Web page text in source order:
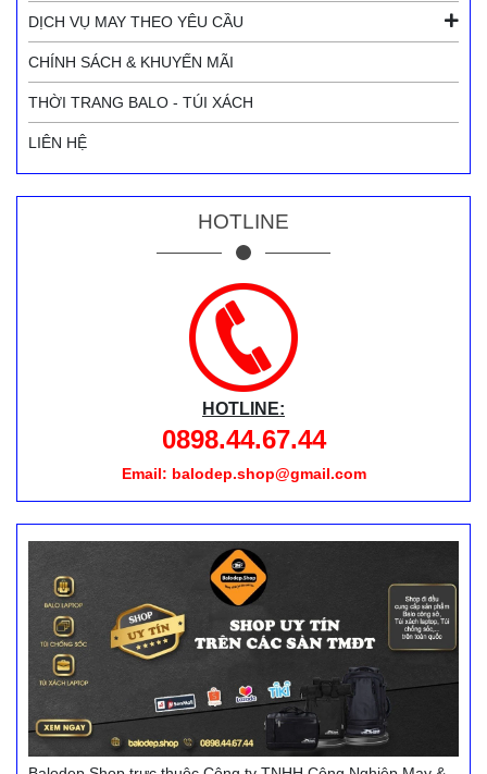
DỊCH VỤ MAY THEO YÊU CẦU
CHÍNH SÁCH & KHUYẾN MÃI
THỜI TRANG BALO - TÚI XÁCH
LIÊN HỆ
HOTLINE
HOTLINE:
0898.44.67.44
Email: balodep.shop@gmail.com